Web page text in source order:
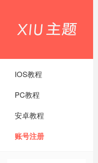
IOS教程
PC教程
安卓教程
账号注册